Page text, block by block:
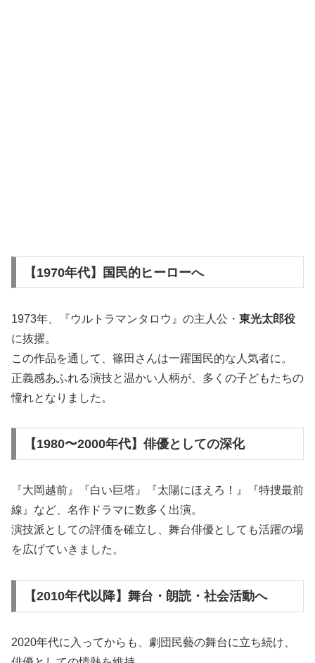
【1970年代】国民的ヒーローへ
1973年、『ウルトラマンタロウ』の主人公・ 東光太郎役
に抜擢。
この作品を通して、篠田さんは一躍国民的な人気者に。
正義感あふれる演技と温かい人柄が、多くの子どもたちの
憧れとなりました。
【1980〜2000年代】俳優としての深化
『大岡越前』『白い巨塔』『太陽にほえろ！』『特捜最前
線』など、名作ドラマに数多く出演。
演技派としての評価を確立し、舞台俳優としても活躍の場
を広げていきました。
【2010年代以降】舞台・朗読・社会活動へ
2020年代に入ってからも、劇団民藝の舞台に立ち続け、